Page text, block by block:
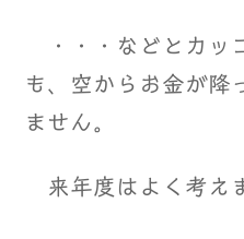
・・・などとカッ
も、空からお金が降
ません。
来年度はよく考え